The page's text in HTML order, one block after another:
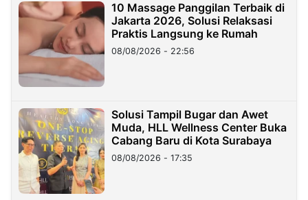
10 Massage Panggilan Terbaik di
Jakarta 2026, Solusi Relaksasi
Praktis Langsung ke Rumah
08/08/2026 - 22:56
Solusi Tampil Bugar dan Awet
Muda, HLL Wellness Center Buka
Cabang Baru di Kota Surabaya
08/08/2026 - 17:35